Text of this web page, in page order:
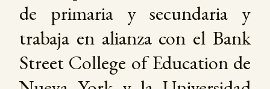
de primaria y secundaria y
trabaja en alianza con el Bank
Street College of Education de